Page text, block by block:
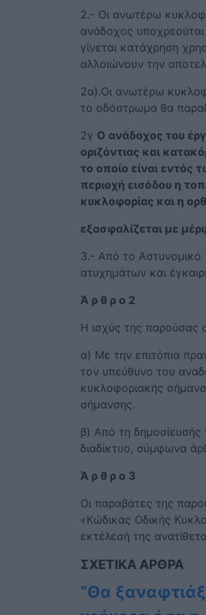
2.- Οι ανωτέρω
ανάδοχος
γίνεται κατάχρηση
αλλοιώνουν την
2α).Οι ανωτέρω
το οδόστρωμα θα
2γ Ο ανάδοχος του
οριζόντιας και
το οποίο είναι
περιοχή εισόδου η
κυκλοφορίας και η
εξασφαλίζεται με
3.- Από το Αστυνομικό
ατυχημάτων και
Ά ρ θ ρ ο 2
Η ισχύς της παρούσας
α) Με την επιτόπια
τον υπεύθυνο του
κυκλοφοριακής
σήμανσης.
β) Από τη
διαδίκτυο, σύμφωνα
Ά ρ θ ρ ο 3
Οι παραβάτες της
«Κώδικας Οδικής
εκτέλεσή της
ΣΧΕΤΙΚΑ ΑΡΘΡΑ
“Θα